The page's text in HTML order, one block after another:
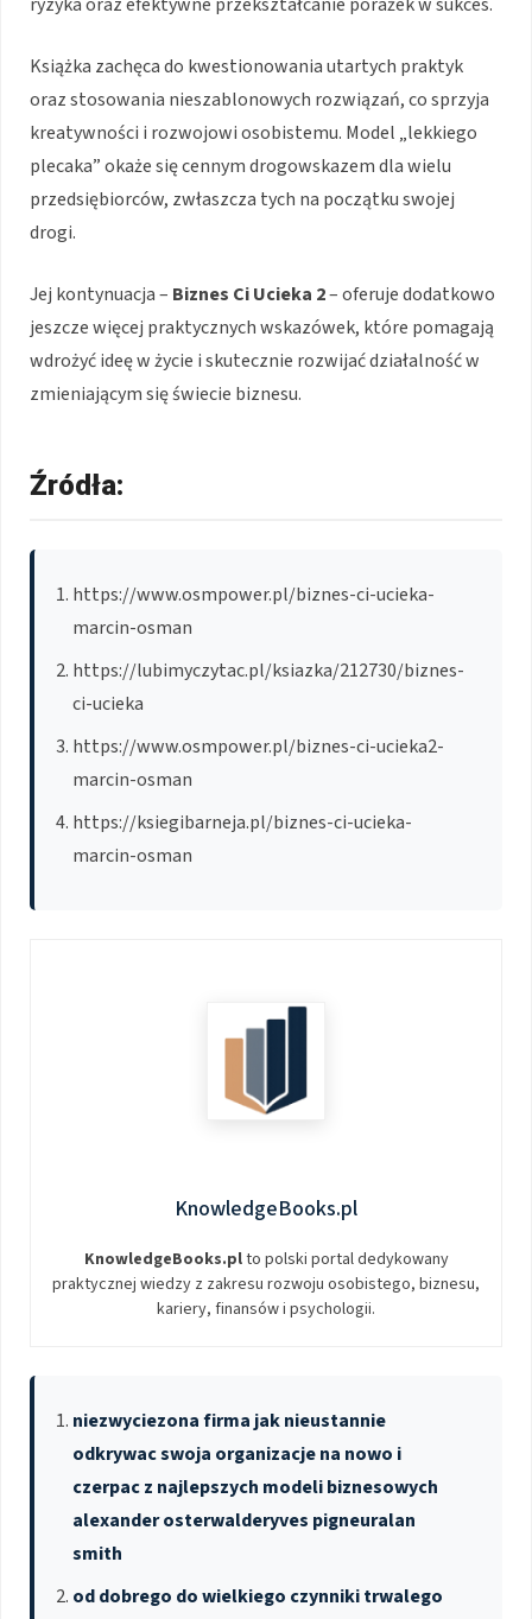
Książka zachęca do kwestionowania utartych praktyk
oraz stosowania nieszablonowych rozwiązań, co sprzyja
kreatywności i rozwojowi osobistemu. Model „lekkiego
plecaka” okaże się cennym drogowskazem dla wielu
przedsiębiorców, zwłaszcza tych na początku swojej
drogi.
Jej kontynuacja – Biznes Ci Ucieka 2– oferuje dodatkowo
jeszcze więcej praktycznych wskazówek, które pomagają
wdrożyć ideę w życie i skutecznie rozwijać działalność w
zmieniającym się świecie biznesu.
Źródła:
https://www.osmpower.pl/biznes-ci-ucieka-
marcin-osman
https://lubimyczytac.pl/ksiazka/212730/biznes-
ci-ucieka
https://www.osmpower.pl/biznes-ci-ucieka2-
marcin-osman
https://ksiegibarneja.pl/biznes-ci-ucieka-
marcin-osman
KnowledgeBooks.pl
KnowledgeBooks.plto polski portal dedykowany
praktycznej wiedzy z zakresu rozwoju osobistego, biznesu,
kariery, finansów i psychologii.
niezwyciezona firma jak nieustannie
odkrywac swoja organizacje na nowo i
czerpac z najlepszych modeli biznesowych
alexander osterwalderyves pigneuralan
smith
od dobrego do wielkiego czynniki trwalego